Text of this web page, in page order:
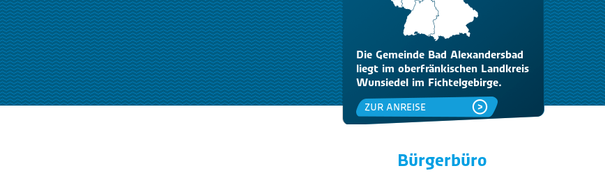
Die Gemeinde Bad Alexandersbad
liegt im oberfränkischen Landkreis
Wunsiedel im Fichtelgebirge.
ZUR ANREISE
Bürgerbüro